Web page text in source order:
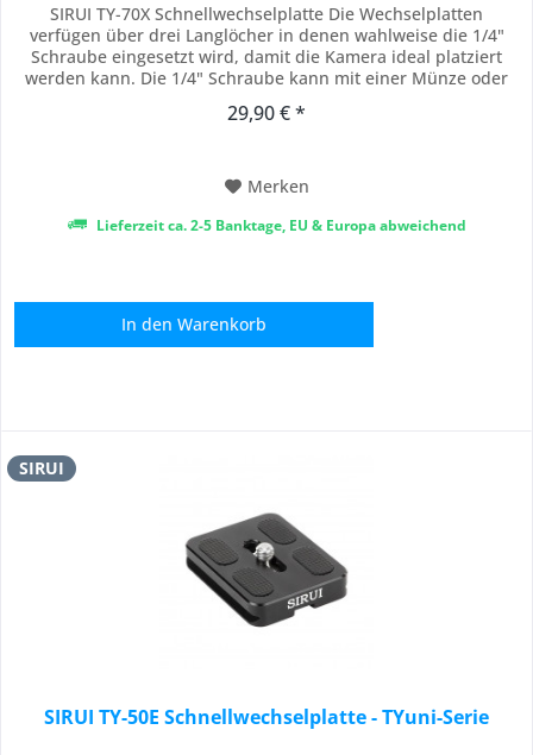
SIRUI TY-70X Schnellwechselplatte Die Wechselplatten
verfügen über drei Langlöcher in denen wahlweise die 1/4"
Schraube eingesetzt wird, damit die Kamera ideal platziert
werden kann. Die 1/4" Schraube kann mit einer Münze oder
Befestigen einer Handschlaufe oder eines Gurtes ist ein
29,90 € *
Merken
Lieferzeit ca. 2-5 Banktage, EU & Europa abweichend
In den Warenkorb
SIRUI
SIRUI TY-50E Schnellwechselplatte - TYuni-Serie